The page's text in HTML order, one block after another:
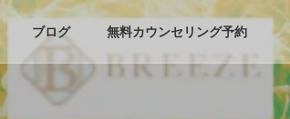
ブログ 無料カウンセリング予約